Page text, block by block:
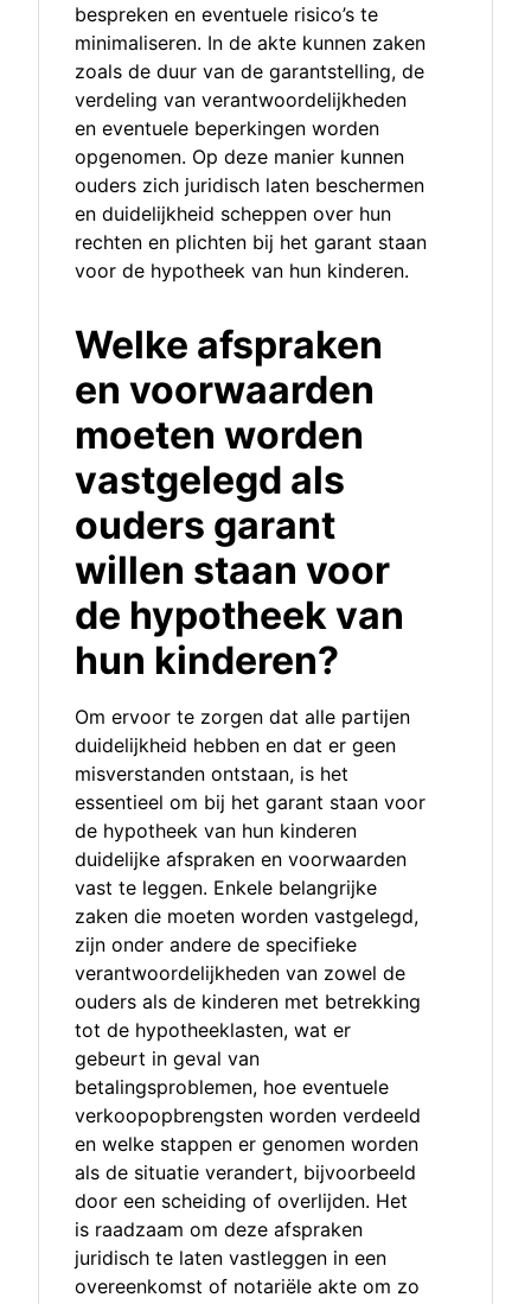
bespreken en eventuele risico’s te
minimaliseren. In de akte kunnen zaken
zoals de duur van de garantstelling, de
verdeling van verantwoordelijkheden
en eventuele beperkingen worden
opgenomen. Op deze manier kunnen
ouders zich juridisch laten beschermen
en duidelijkheid scheppen over hun
rechten en plichten bij het garant staan
voor de hypotheek van hun kinderen.
Welke afspraken
en voorwaarden
moeten worden
vastgelegd als
ouders garant
willen staan voor
de hypotheek van
hun kinderen?
Om ervoor te zorgen dat alle partijen
duidelijkheid hebben en dat er geen
misverstanden ontstaan, is het
essentieel om bij het garant staan voor
de hypotheek van hun kinderen
duidelijke afspraken en voorwaarden
vast te leggen. Enkele belangrijke
zaken die moeten worden vastgelegd,
zijn onder andere de specifieke
verantwoordelijkheden van zowel de
ouders als de kinderen met betrekking
tot de hypotheeklasten, wat er
gebeurt in geval van
betalingsproblemen, hoe eventuele
verkoopopbrengsten worden verdeeld
en welke stappen er genomen worden
als de situatie verandert, bijvoorbeeld
door een scheiding of overlijden. Het
is raadzaam om deze afspraken
juridisch te laten vastleggen in een
overeenkomst of notariële akte om zo